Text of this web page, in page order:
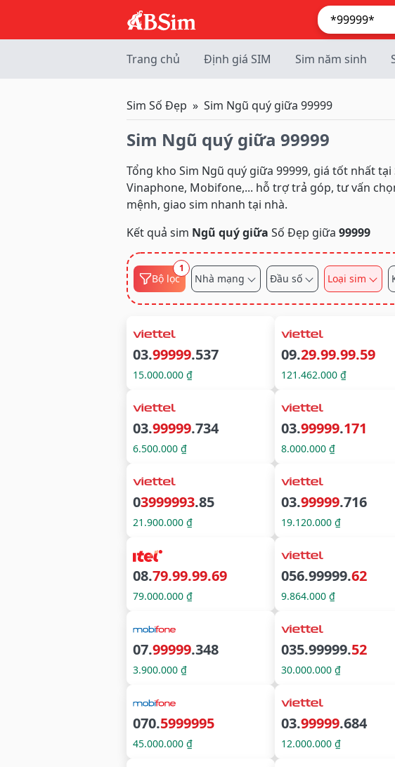
Trang chủ Định giá SIM Sim năm sinh
Sim Số Đẹp Sim Ngũ quý giữa 99999
Sim Ngũ quý giữa 99999
Tổng kho Sim Ngũ quý giữa 99999, giá tốt nhất
Vinaphone, Mobifone,... hỗ trợ trả góp, tư vấn
mệnh, giao sim nhanh tại nhà.
Kết quả sim Ngũ quý giữa Số Đẹp giữa 99999
Bộ lọc
1
Nhà mạng Đầu số Loại sim
03.99999.537
15.000.000 ₫
09.29.99.99.59
121.462.000 ₫
03.99999.734
6.500.000 ₫
03.99999.171
8.000.000 ₫
03999993.85
21.900.000 ₫
03.99999.716
19.120.000 ₫
08.79.99.99.69
79.000.000 ₫
056.99999.62
9.864.000 ₫
07.99999.348
3.900.000 ₫
035.99999.52
30.000.000 ₫
070.5999995
45.000.000 ₫
03.99999.684
12.000.000 ₫